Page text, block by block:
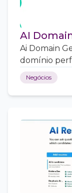
AI
Ai Domain
domínio
Negócios